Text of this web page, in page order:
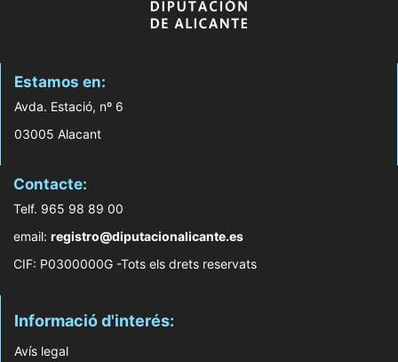
Estamos en:
Avda. Estació, nº 6
03005 Alacant
Contacte:
Telf. 965 98 89 00
email: registro@diputacionalicante.es
CIF: P0300000G -Tots els drets reservats
Informació d'interés:
Avís legal